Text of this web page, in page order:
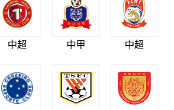
中超 中甲 中超